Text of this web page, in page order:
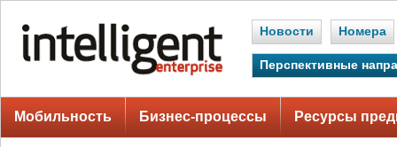
Новости Номера
Перспективные
Мобильность Бизнес-процессы Ресурсы